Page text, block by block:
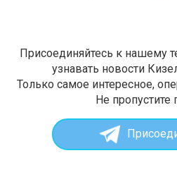
Присоединяйтесь к нашему
узнавать новости
Только самое интересное,
Не пропустите